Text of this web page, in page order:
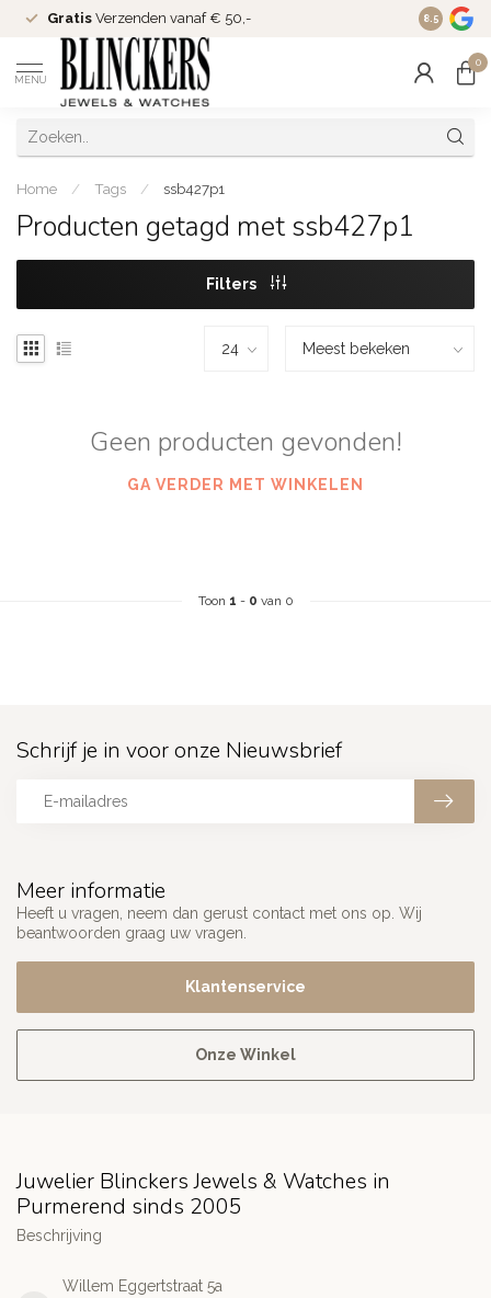
Gratis Verzenden vanaf € 50,- Since
8.5
MENU
0
Home / Tags / ssb427p1
Producten getagd met ssb427p1
Filters
Geen producten gevonden!
GA VERDER MET WINKELEN
Toon 1 - 0 van 0
Meer informatie
Heeft u vragen, neem dan gerust contact met ons op. Wij
beantwoorden graag uw vragen.
Klantenservice
Onze Winkel
Schrijf je in voor onze Nieuwsbrief
Juwelier Blinckers Jewels & Watches in
Purmerend sinds 2005
Beschrijving
Willem Eggertstraat 5a